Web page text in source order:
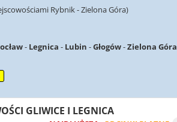
Rybnik - Zielona Góra)
- Legnica - Lubin -Głogów-Zielona Góra
GLIWICE I LEGNICA